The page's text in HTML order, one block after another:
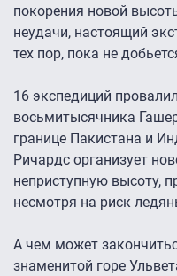
покорения новой
неудачи, настоящий
тех пор, пока не
16 экспедиций
восьмитысячника
границе Пакистана и
Ричардс организует
неприступную высоту,
несмотря на риск
А чем может
знаменитой горе